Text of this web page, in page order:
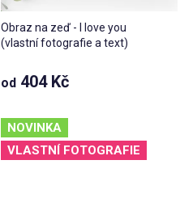
Obraz na zeď - I love you
(vlastní fotografie a text)
od 404 Kč
NOVINKA
VLASTNÍ FOTOGRAFIE